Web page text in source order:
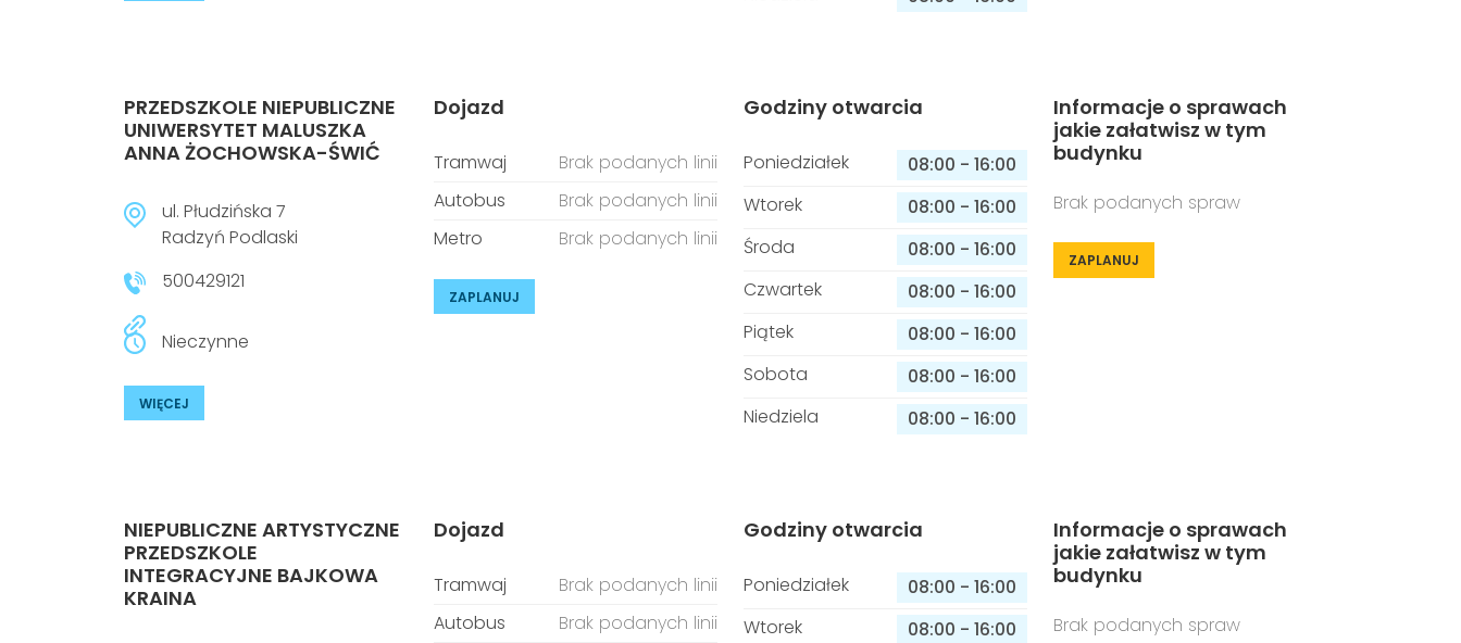
PRZEDSZKOLE NIEPUBLICZNE
UNIWERSYTET MALUSZKA
ANNA ŻOCHOWSKA-ŚWIĆ
ul. Płudzińska 7
Radzyń Podlaski
500429121
Nieczynne
WIĘCEJ
Dojazd
Tramwaj
Brak podanych linii
Autobus
Brak podanych linii
Metro
Brak podanych linii
ZAPLANUJ
Godziny otwarcia
Poniedziałek 08:00 - 16:00
Wtorek
08:00 - 16:00
Środa
08:00 - 16:00
Czwartek
08:00 - 16:00
Piątek
08:00 - 16:00
Sobota
08:00 - 16:00
Niedziela
08:00 - 16:00
Informacje o sprawach
jakie załatwisz w tym
budynku
Brak podanych spraw
ZAPLANUJ
NIEPUBLICZNE ARTYSTYCZNE
PRZEDSZKOLE
INTEGRACYJNE BAJKOWA
KRAINA
Dojazd
Tramwaj
Brak podanych linii
Autobus
Brak podanych linii
Godziny otwarcia
Poniedziałek 08:00 - 16:00
Wtorek
08:00 - 16:00
Informacje o sprawach
jakie załatwisz w tym
budynku
Brak podanych spraw